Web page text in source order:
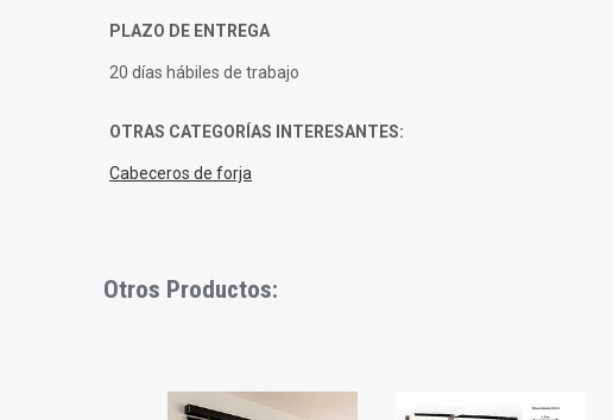
PLAZO DE ENTREGA
20 días hábiles de trabajo
OTRAS CATEGORÍAS INTERESANTES:
Cabeceros de forja
Slideshow
Otros Productos: